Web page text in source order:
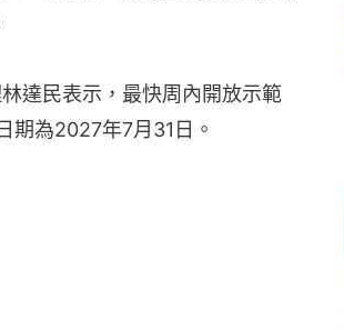
達民表示，最快周內開放示範
期為2027年7月31日。